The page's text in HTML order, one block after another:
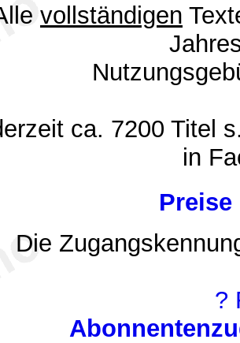
vollständigen
ca. 7200 Titel
in
Die
?